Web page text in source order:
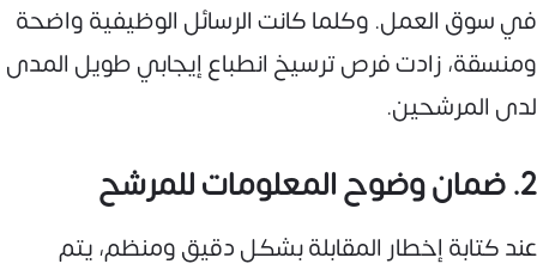
في سوق العمل. وكلما كانت الرسائل الوظيفية واضحة
ومنسقة، زادت فرص ترسيخ انطباع إيجابي طويل المدى
لدى المرشحين.
2. ضمان وضوح المعلومات للمرشح
عند كتابة إخطار المقابلة بشكل دقيق ومنظم، يتم